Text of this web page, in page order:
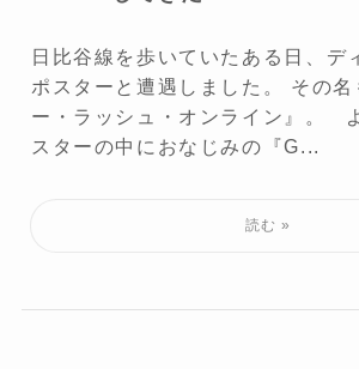
日比谷線を歩いていたある日、デ
ポスターと遭遇しました。 その
ー・ラッシュ・オンライン』。
スターの中におなじみの『G...